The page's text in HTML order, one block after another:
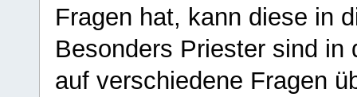
Fragen hat, kann diese in
Besonders Priester sind in
auf verschiedene Fragen